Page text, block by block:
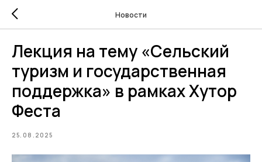
Новости
Лекция на тему «Сельский
туризм и государственная
поддержка» в рамках Хутор
Феста
25.08.2025